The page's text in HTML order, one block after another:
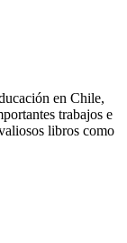
en Chile,
trabajos e
libros como